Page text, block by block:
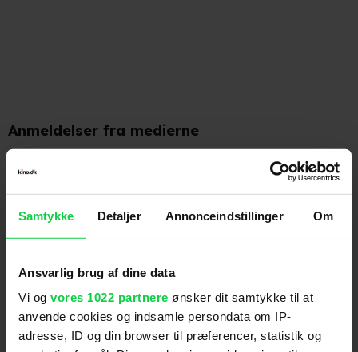
Samtykke Detaljer Annonceindstillinger Om
Ansvarlig brug af dine data
Vi og vores 1022 partnere ønsker dit samtykke til at
anvende cookies og indsamle persondata om IP-
adresse, ID og din browser til præferencer, statistik og
Anmeldelser fra medierne
måske ikke ligefrem elsker, men som det til gengæld
er svært ikke at holde af." (Erik Jensen)